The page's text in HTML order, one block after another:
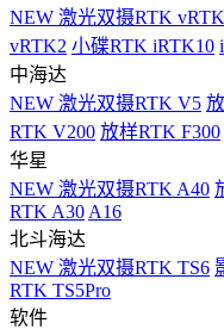
NEW 激光双摄RTK
vRTK2 小碟RTK iRTK10
中海达
NEW 激光双摄RTK V5
RTK V200 放样RTK F300
华星
NEW 激光双摄RTK A40
RTK A30 A16
北斗海达
NEW 激光双摄RTK TS6
RTK TS5Pro
软件